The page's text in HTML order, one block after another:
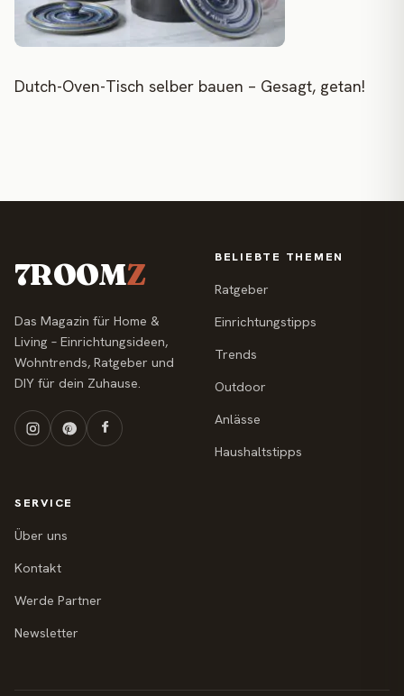
Dutch-Oven-Tisch selber bauen – Gesagt, getan!
7ROOMZ
Das Magazin für Home &
Living – Einrichtungsideen,
Wohntrends, Ratgeber und
DIY für dein Zuhause.
BELIEBTE THEMEN
Ratgeber
Einrichtungstipps
Trends
Outdoor
Anlässe
Haushaltstipps
SERVICE
Über uns
Kontakt
Werde Partner
Newsletter